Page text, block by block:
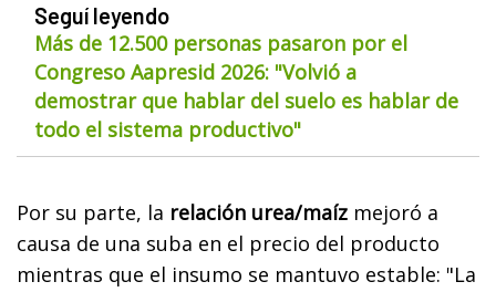
Seguí leyendo
Más de 12.500 personas pasaron por el
Congreso Aapresid 2026: "Volvió a
demostrar que hablar del suelo es hablar de
todo el sistema productivo"
Por su parte, la relación urea/maíz mejoró a
causa de una suba en el precio del producto
mientras que el insumo se mantuvo estable: "La